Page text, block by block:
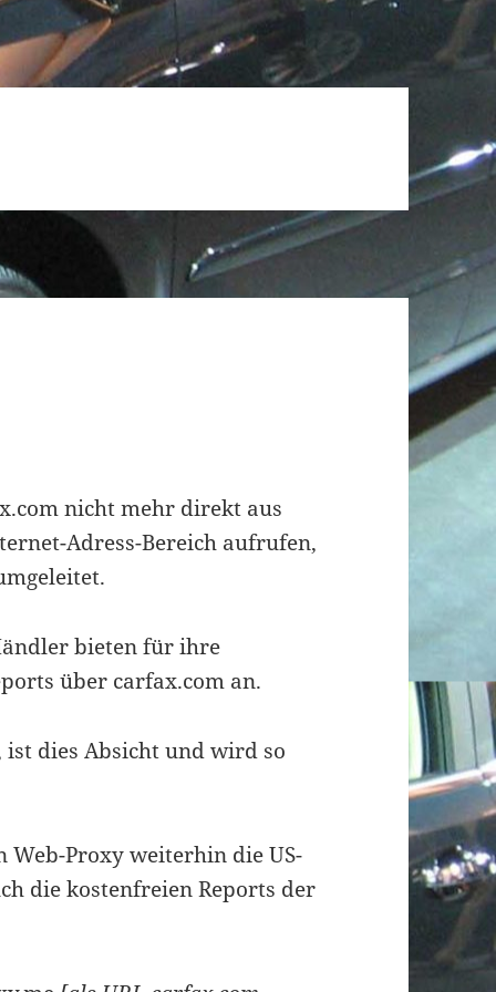
nicht mehr direkt aus
Adress-Bereich aufrufen,
bieten für ihre
über carfax.com an.
dies Absicht und wird so
Proxy weiterhin die US-
die kostenfreien Reports der